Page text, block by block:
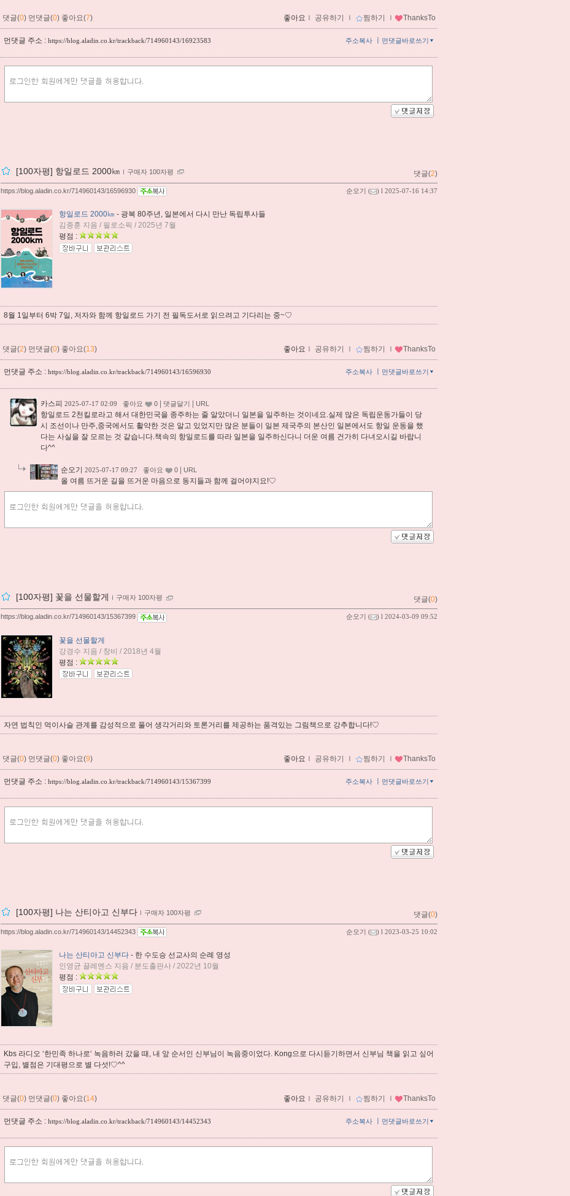
댓글(0) 먼댓글(0) 좋아요(7) 좋아요 ｌ 공유하기 ｌ 찜하기 ｌ ThanksTo
먼댓글 주소 : https://blog.aladin.co.kr/trackback/714960143/16923583 먼댓글바로쓰기
주소복사
[100자평] 항일로드 2000㎞ ｌ 구매자 100자평 댓글(2)
순오기 ( ) l 2025-07-16 14:37
https://blog.aladin.co.kr/714960143/16596930
항일로드 2000㎞ - 광복 80주년, 일본에서 다시 만난 독립투사들
김종훈 지음 / 필로소픽 / 2025년 7월
평점 :
8월 1일부터 6박 7일, 저자와 함께 항일로드 가기 전 필독도서로 읽으려고 기다리는 중~♡
댓글(2) 먼댓글(0) 좋아요(13) 좋아요 ｌ 공유하기 ｌ 찜하기 ｌ ThanksTo
먼댓글 주소 : https://blog.aladin.co.kr/trackback/714960143/16596930 먼댓글바로쓰기
주소복사
카스피 2025-07-17 02:09 좋아요 0 댓글달기 URL
항일로드 2천킬로라고 해서 대한민국을 종주하는 줄 알았더니 일본을 일주하는 것이네요.실제 많은 독립운동가들이 당
시 조선이나 만주,중국에서도 활약한 것은 알고 있었지만 많은 분들이 일본 제국주의 본산인 일본에서도 항일 운동을 했
다는 사실을 잘 모르는 것 같습니다.책속의 항일로드를 따라 일본을 일주하신다니 더운 여름 건가히 다녀오시길 바랍니
다^^
순오기 2025-07-17 09:27 좋아요 0 URL
올 여름 뜨거운 길을 뜨거운 마음으로 동지들과 함께 걸어야지요!♡
[100자평] 꽃을 선물할게 ｌ 구매자 100자평 댓글(0)
순오기 ( ) l 2024-03-09 09:52
https://blog.aladin.co.kr/714960143/15367399
꽃을 선물할게
강경수 지음 / 창비 / 2018년 4월
평점 :
자연 법칙인 먹이사슬 관계를 감성적으로 풀어 생각거리와 토론거리를 제공하는 품격있는 그림책으로 강추합니다!♡
댓글(0) 먼댓글(0) 좋아요(9) 좋아요 ｌ 공유하기 ｌ 찜하기 ｌ ThanksTo
먼댓글 주소 : https://blog.aladin.co.kr/trackback/714960143/15367399 먼댓글바로쓰기
주소복사 ㅣ
[100자평] 나는 산티아고 신부다 ｌ 구매자 100자평 댓글(0)
순오기 ( ) l 2023-03-25 10:02
https://blog.aladin.co.kr/714960143/14452343
나는 산티아고 신부다 - 한 수도승 선교사의 순례 영성
인영균 끌레멘스 지음 / 분도출판사 / 2022년 10월
평점 :
Kbs 라디오 ‘한민족 하나로‘ 녹음하러 갔을 때, 내 앞 순서인 신부님이 녹음중이었다. Kong으로 다시듣기하면서 신부님 책을 읽고 싶어
구입, 별점은 기대평으로 별 다섯!♡^^
댓글(0) 먼댓글(0) 좋아요(14) 좋아요 ｌ 공유하기 ｌ 찜하기 ｌ ThanksTo
먼댓글 주소 : https://blog.aladin.co.kr/trackback/714960143/14452343 먼댓글바로쓰기
주소복사